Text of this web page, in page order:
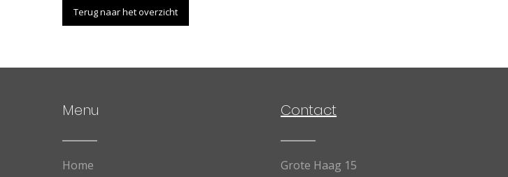
Terug naar het overzicht
Menu
Home
Contact
Grote Haag 15